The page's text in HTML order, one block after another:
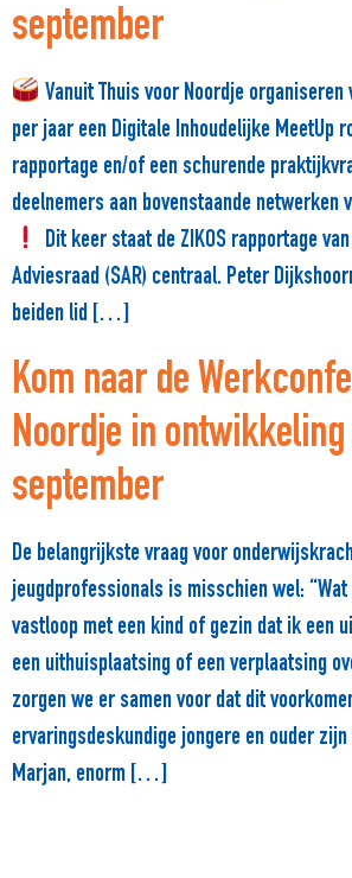
september
Vanuit Thuis voor Noordje
per jaar een Digitale Inhoudelijke MeetUp
rapportage en/of een schurende
deelnemers aan bovenstaande netwerken
Dit keer staat de ZIKOS rapportage
Adviesraad (SAR) centraal. Peter
beiden lid […]
Kom naar de
Noordje in ontwikkeling
september
De belangrijkste vraag voor
jeugdprofessionals is misschien wel:
vastloop met een kind of gezin dat ik een
een uithuisplaatsing of een verplaatsing
zorgen we er samen voor dat dit
ervaringsdeskundige jongere en ouder
Marjan, enorm […]